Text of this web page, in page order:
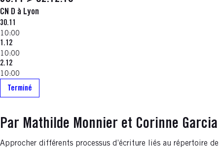
CN D à Lyon
30.11
10:00
1.12
10:00
2.12
10:00
Terminé
Par Mathilde Monnier et Corinne Garcia
Approcher différents processus d’écriture liés au répertoire de